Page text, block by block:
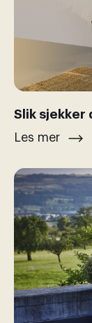
Slik sjekker
Les mer